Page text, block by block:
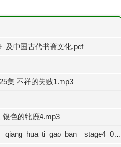
及中国古代书斋文化.pdf
集 不祥的失败1.mp3
银色的牝鹿4.mp3
li_sheng_pin_du_gu_shi_hui__qiang_hua_ti_gao_ban__stage4_04.mp3